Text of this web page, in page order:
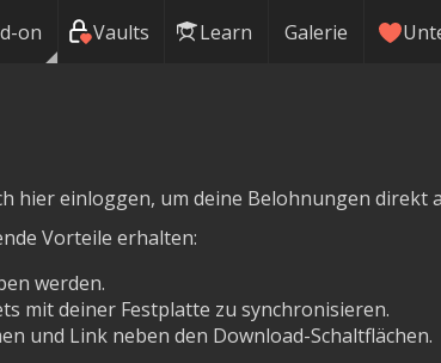
on Vaults Learn Galerie
hier einloggen, um deine Belohnungen direkt
Vorteile erhalten:
werden.
mit deiner Festplatte zu synchronisieren.
und Link neben den Download-Schaltflächen.